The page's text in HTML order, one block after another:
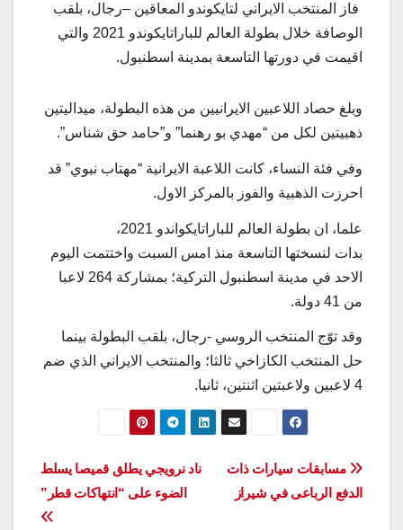
فاز المنتخب الايراني لتايكوندو المعاقين –رجال، بلقب
الوصافة خلال بطولة العالم للباراتايكوندو 2021 والتي
اقيمت في دورتها التاسعة بمدينة اسطنبول.
وبلغ حصاد اللاعبين الايرانيين من هذه البطولة، ميداليتين
ذهبيتين لكل من “مهدي بو رهنما” و”حامد حق شناس”.
وفي فئة النساء، كانت اللاعبة الايرانية “مهتاب نبوي” قد
احرزت الذهبية والفوز بالمركز الاول.
علما، ان بطولة العالم للباراتايكواندو 2021،
بدات لنسختها التاسعة منذ امس السبت واختتمت اليوم
الاحد في مدينة اسطنبول التركية؛ بمشاركة 264 لاعبا
من 41 دولة.
وقد توّج المنتخب الروسي -رجال، بلقب البطولة بينما
حل المنتخب الكازاخي ثالثا؛ والمنتخب الايراني الذي ضم
4 لاعبين ولاعبتين اثنتين، ثانيا.
تصفّح
المقالات
ناد نرويجي يطلق قميصا يسلط
الضوء على “انتهاكات قطر”
مسابقات سیارات ذات
الدفع الرباعی في شيراز